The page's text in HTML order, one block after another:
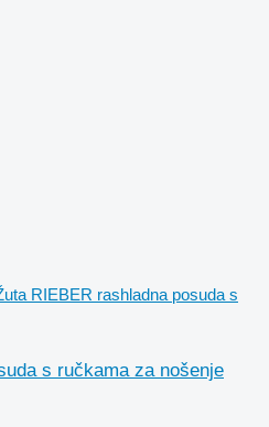
RIEBER rashladna posuda s
s ručkama za nošenje